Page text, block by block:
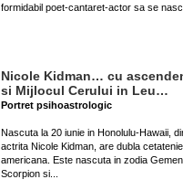
formidabil poet-cantaret-actor sa se
Nicole Kidman… cu
si Mijlocul Cerului in Leu…
Portret psihoastrologic
Nascuta la 20 iunie in Honolulu-Hawaii,
actrita Nicole Kidman, are dubla
americana. Este nascuta in zodia
Scorpion si...